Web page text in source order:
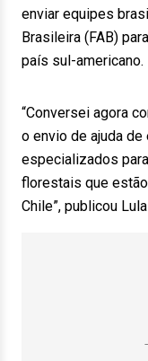
enviar equipes
Brasileira (FAB)
país sul-americano.
“Conversei agora
o envio de ajuda
especializados
florestais que
Chile”, publicou